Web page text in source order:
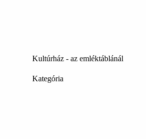
Kultúrház - az emléktáblánál
Kategória